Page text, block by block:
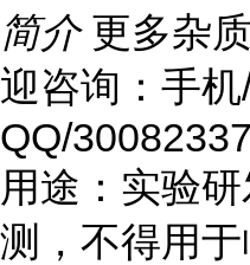
简介 更多杂
迎咨询：手
QQ/
用途：实验
测，不得用于